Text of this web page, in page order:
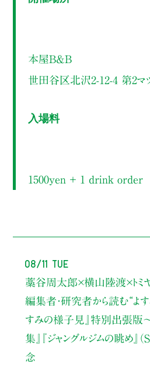
本屋B&B
世田谷区北沢2-12-4 第2マ
入場料
1500yen ＋ 1 drink order
08/11 Tue
藁谷周太郎×横山陸渡×トミ
編集者・研究者から読む“よ
すみの様子見』特別出張版〜
集』『ジャングルジムの眺め
念